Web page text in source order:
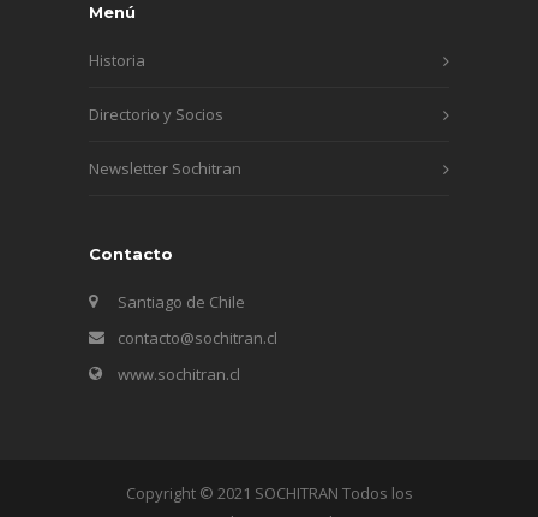
Menú
Historia
Directorio y Socios
Newsletter Sochitran
Contacto
Santiago de Chile
contacto@sochitran.cl
www.sochitran.cl
Copyright © 2021 SOCHITRAN Todos los